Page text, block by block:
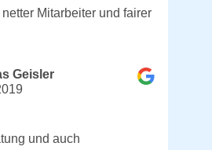
Mitarbeiter und fairer
Geisler
und auch